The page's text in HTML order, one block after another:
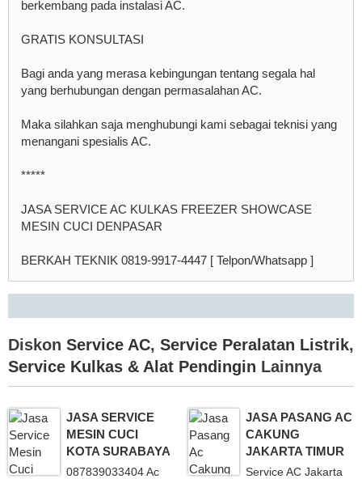
berkembang pada instalasi AC.
GRATIS KONSULTASI
Bagi anda yang merasa kebingungan tentang segala hal
yang berhubungan dengan permasalahan AC.
Maka silahkan saja menghubungi kami sebagai teknisi yang
menangani spesialis AC.
*****
JASA SERVICE AC KULKAS FREEZER SHOWCASE
MESIN CUCI DENPASAR
BERKAH TEKNIK 0819-9917-4447 [ Telpon/Whatsapp ]
Diskon Service AC, Service Peralatan Listrik,
Service Kulkas & Alat Pendingin Lainnya
JASA SERVICE
MESIN CUCI
KOTA SURABAYA
087839033404 Ac
JASA PASANG AC
CAKUNG
JAKARTA TIMUR
Service AC Jakarta